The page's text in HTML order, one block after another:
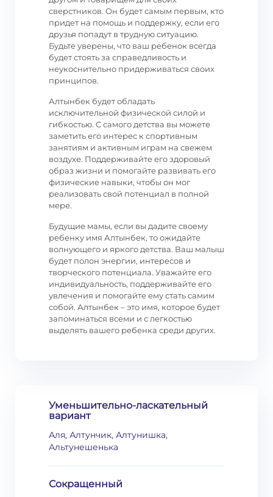
сверстников. Он будет самым первым, кто
придет на помощь и поддержку, если его
друзья попадут в трудную ситуацию.
Будьте уверены, что ваш ребенок всегда
будет стоять за справедливость и
неукоснительно придерживаться своих
принципов.
Алтынбек будет обладать
исключительной физической силой и
гибкостью. С самого детства вы можете
заметить его интерес к спортивным
занятиям и активным играм на свежем
воздухе. Поддерживайте его здоровый
образ жизни и помогайте развивать его
физические навыки, чтобы он мог
реализовать свой потенциал в полной
мере.
Будущие мамы, если вы дадите своему
ребенку имя Алтынбек, то ожидайте
волнующего и яркого детства. Ваш малыш
будет полон энергии, интересов и
творческого потенциала. Уважайте его
индивидуальность, поддерживайте его
увлечения и помогайте ему стать самим
собой. Алтынбек – это имя, которое будет
запоминаться всеми и с легкостью
выделять вашего ребенка среди других.
Уменьшительно-ласкательный
вариант
Аля, Алтунчик, Алтунишка,
Альтунешенька
Сокращенный